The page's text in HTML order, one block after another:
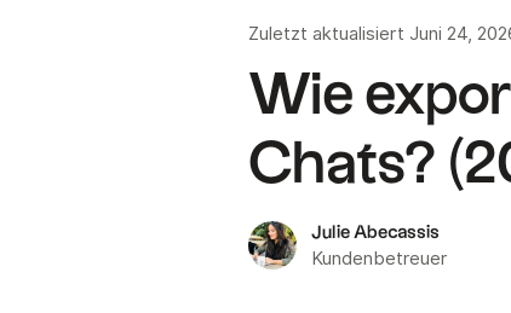
Zuletzt aktualisiert Juni 24,
Wie
Chats?
Julie Abecassis
Kundenbetreuer